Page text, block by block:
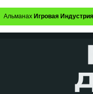
Альманах Игровая Индустрия